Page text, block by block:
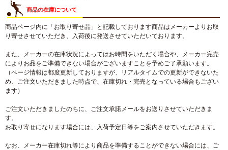
商品の在庫について
商品ページ内に「お取り寄せ品」と記載しております商品はメーカーよりお取
り寄せさせていただき、入荷後に発送させていただいております。
また、メーカーの在庫状況によってはお時間をいただく場合や、メーカー完売
によりお品をご準備できない場合がございますことを予めご了承願います。
（ページ情報は都度更新しておりますが、リアルタイムでの更新ができないた
め、ご注文いただきました時点で、在庫切れ・完売となっている場合もござい
ます）
ご注文いただきましたのちに、ご注文承諾メールをお送りさせていただきま
す。
お取り寄せになります場合には、入荷予定日等をご案内させていただきます。
なお、メーカー在庫切れ等により商品を準備することができない場合には、ご